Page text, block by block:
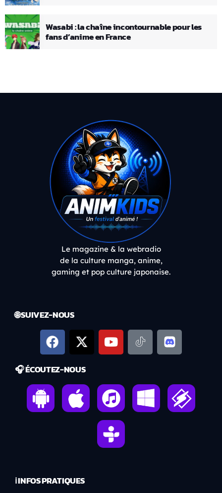
Wasabi : la chaîne incontournable pour les
fans d’anime en France
Le magazine & la webradio
de la culture manga, anime,
gaming et pop culture japonaise.
🌐 SUIVEZ-NOUS
🎧 ÉCOUTEZ-NOUS
ℹ️ INFOS PRATIQUES